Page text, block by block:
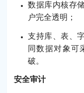
数据库内核存
户完全透明；
支持库、表、
同数据对象可
破。
安全审计